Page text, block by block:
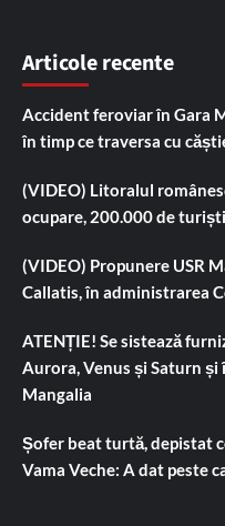
Articole recente
Accident feroviar în Gara
în timp ce traversa cu
(VIDEO) Litoralul
ocupare, 200.000 de
(VIDEO) Propunere USR
Callatis, în administrarea
ATENȚIE! Se sistează
Aurora, Venus și Saturn
Mangalia
Șofer beat turtă, depistat
Vama Veche: A dat peste